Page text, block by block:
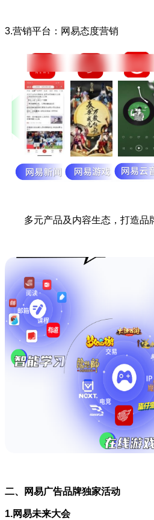
3.营销平台：网易态度营销
多元产品及内容生态，打造品
二、网易广告品牌独家活动
1.网易未来大会